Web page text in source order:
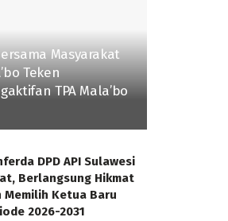
Masyarakat
Teken
TPA Mala’bo
DPD API Sulawesi
Berlangsung Hikmat
Memilih Ketua Baru
2026-2031